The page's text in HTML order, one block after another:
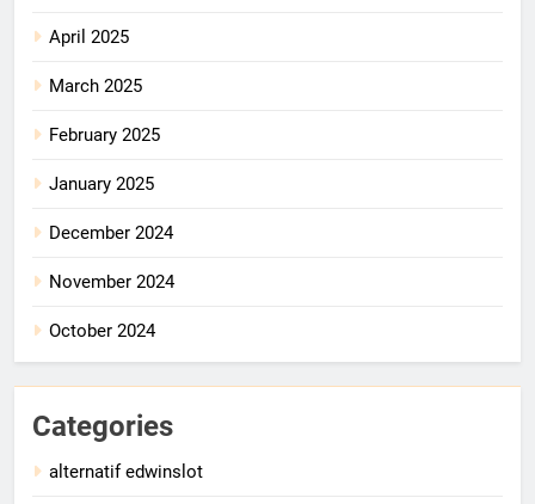
April 2025
March 2025
February 2025
January 2025
December 2024
November 2024
October 2024
Categories
alternatif edwinslot